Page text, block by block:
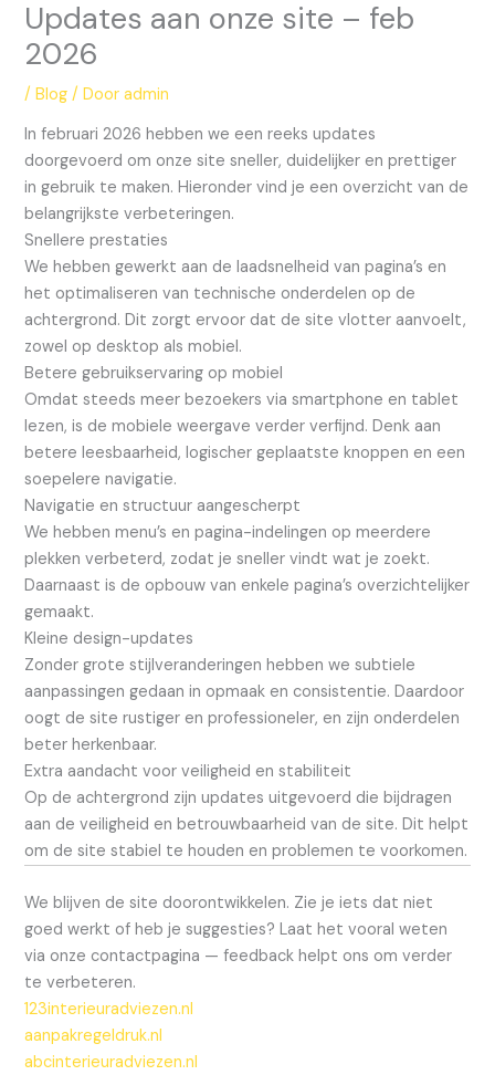
Updates aan onze site – feb
2026
/Blog / Dooradmin
In februari 2026 hebben we een reeks updates
doorgevoerd om onze site sneller, duidelijker en prettiger
in gebruik te maken. Hieronder vind je een overzicht van de
belangrijkste verbeteringen.
Snellere prestaties
We hebben gewerkt aan de laadsnelheid van pagina’s en
het optimaliseren van technische onderdelen op de
achtergrond. Dit zorgt ervoor dat de site vlotter aanvoelt,
zowel op desktop als mobiel.
Betere gebruikservaring op mobiel
Omdat steeds meer bezoekers via smartphone en tablet
lezen, is de mobiele weergave verder verfijnd. Denk aan
betere leesbaarheid, logischer geplaatste knoppen en een
soepelere navigatie.
Navigatie en structuur aangescherpt
We hebben menu’s en pagina-indelingen op meerdere
plekken verbeterd, zodat je sneller vindt wat je zoekt.
Daarnaast is de opbouw van enkele pagina’s overzichtelijker
gemaakt.
Kleine design-updates
Zonder grote stijlveranderingen hebben we subtiele
aanpassingen gedaan in opmaak en consistentie. Daardoor
oogt de site rustiger en professioneler, en zijn onderdelen
beter herkenbaar.
Extra aandacht voor veiligheid en stabiliteit
Op de achtergrond zijn updates uitgevoerd die bijdragen
aan de veiligheid en betrouwbaarheid van de site. Dit helpt
om de site stabiel te houden en problemen te voorkomen.
We blijven de site doorontwikkelen. Zie je iets dat niet
goed werkt of heb je suggesties? Laat het vooral weten
via onze contactpagina — feedback helpt ons om verder
te verbeteren.
123interieuradviezen.nl
aanpakregeldruk.nl
abcinterieuradviezen.nl